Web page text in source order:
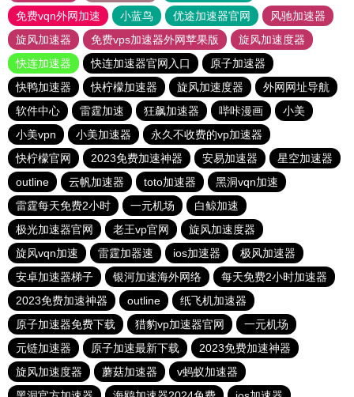
免费vqn外网加速
小蓝鸟 优途加速器官网
风驰加速器
旋风加速器
免费vps加速器外网苹果版
旋风加速度器
快连加速器
快连加速器官网入口
原子加速器
快鸭加速器
快柠檬加速器 旋风加速度器
外网网址导航
软件中心
雷霆加速 狂飙加速器 哔咔漫画
小美
小美vpn
小美加速器
永久不收费的vp加速器
快柠檬官网
2023免费加速神器 安易加速器
星空加速器
outline
云帆加速器 toto加速器
黑洞vqn加速
雷霆每天免费2小时
一元机场
白鲸加速
极光加速器官网
老王vp官网
旋风加速度器
旋风vqn加速
雷霆加器速 ios加速器
极风加速器
安卓加速器梯子
银河加速海外网络
每天免费2小时加速器
2023免费加速神器
outline
纸飞机加速器
原子加速器免费下载
猎豹vp加速器官网
一元机场
元链加速器
原子加速最新下载
2023免费加速神器
旋风加速度器
蘑菇加速器
v蚂蚁加速器